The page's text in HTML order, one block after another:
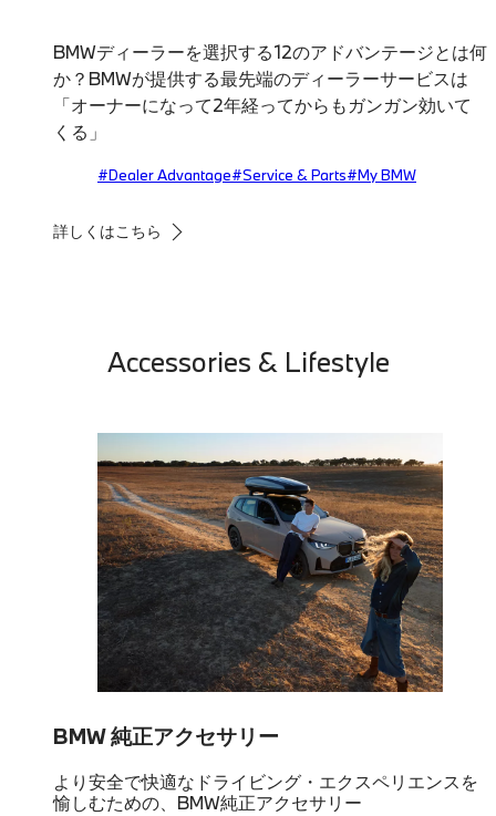
BMWディーラーを選択する12のアドバンテージとは何
か？BMWが提供する最先端のディーラーサービスは
「オーナーになって2年経ってからもガンガン効いて
くる」
#Dealer Advantage#Service & Parts#My BMW
詳しくはこちら
Accessories & Lifestyle
BMW 純正アクセサリー
より安全で快適なドライビング・エクスペリエンスを
愉しむための、BMW純正アクセサリー